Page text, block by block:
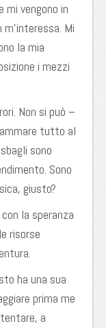
mi vengono in
Mi
la mia
i mezzi
Non si può –
tutto al
sono
Sono
giusto?
la speranza
risorse
ha una sua
prima me
a